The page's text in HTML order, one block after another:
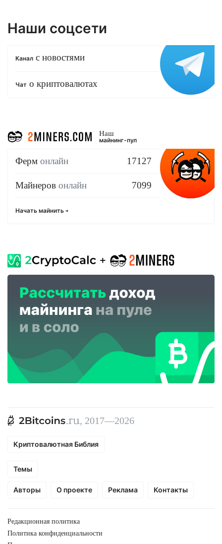
Наши соцсети
Канал с новостями
Чат о криптовалютах
Наш
майнинг-пул
Ферм онлайн 17127
Майнеров онлайн 7099
Начать майнить
, 2017—2026
Криптовалютная Библия
Темы
Авторы О проекте Реклама Контакты
Редакционная политика
Политика конфиденциальности